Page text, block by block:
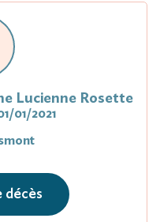
Lucienne Rosette
01/2021
décès